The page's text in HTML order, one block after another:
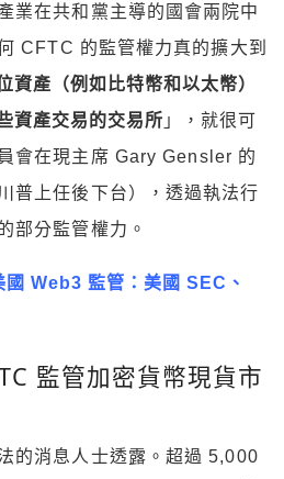
業在共和黨主導的國會兩院中
CFTC 的監管權力真的擴大到
資產（例如比特幣和以太幣）
資產交易的交易所 」，就很可
會在現主席 Gary Gensler 的
普上任後下台），透過執法行
部分監管權力。
Web3 監管：美國 SEC、
監管加密貨幣現貨市
的消息人士透露。超過 5,000